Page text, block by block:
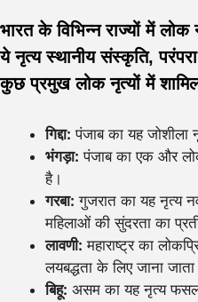
भारत के विभिन्न राज्यों में
ये नृत्य स्थानीय संस्कृति,
कुछ प्रमुख लोक नृत्यों में
गिद्दा: पंजाब का यह जोशीला
भंगड़ा: पंजाब का एक और
है।
गरबा: गुजरात का यह नृत्य
महिलाओं की सुंदरता का
लावणी: महाराष्ट्र का
लयबद्धता के लिए जाना
बिहू: असम का यह नृत्य